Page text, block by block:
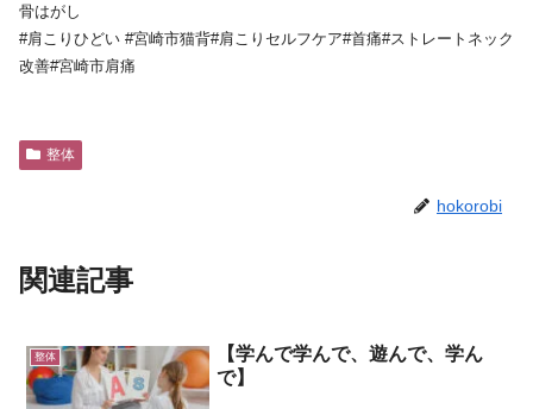
骨はがし
#肩こりひどい #宮崎市猫背#肩こりセルフケア#首痛#ストレートネック
改善#宮崎市肩痛
整体
hokorobi
関連記事
整体
【学んで学んで、遊んで、学ん
で】